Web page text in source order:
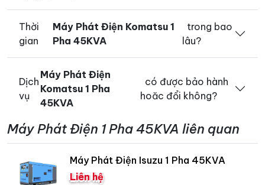
Thời
gian
Máy Phát Điện Komatsu 1
Pha 45KVA
trong bao
lâu?
Dịch
vụ
Máy Phát Điện
Komatsu 1 Pha
45KVA
có được bảo hành
hoăc đổi không?
Máy Phát Điện 1 Pha 45KVA liên quan
Máy Phát Điện Isuzu 1 Pha 45KVA
Liên hệ